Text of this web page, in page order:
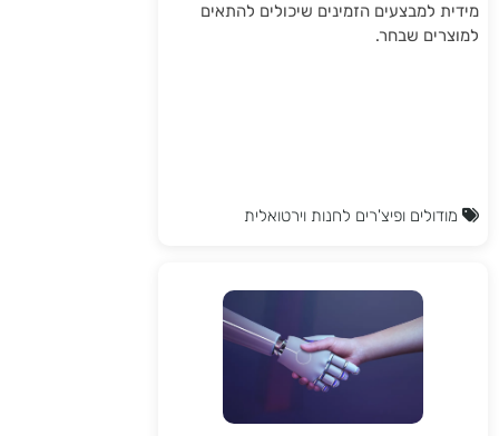
מידית למבצעים הזמינים שיכולים להתאים
למוצרים שבחר.
מודולים ופיצ'רים לחנות וירטואלית